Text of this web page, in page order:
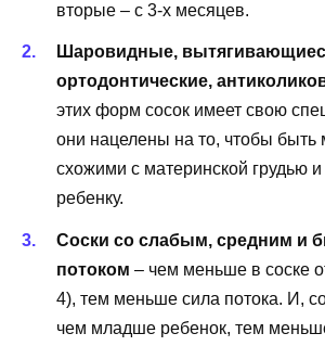
вторые – с 3-х месяцев.
Шаровидные,
ортодонтические,
этих форм сосок имеет свою
они нацелены на то, чтобы быть
схожими с материнской грудью
ребенку.
Соски со слабым, средним и
потоком – чем меньше в соске
4), тем меньше сила потока. И,
чем младше ребенок, тем